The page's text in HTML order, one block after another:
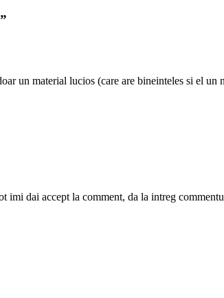
un material lucios (care are bineinteles si el
imi dai accept la comment, da la intreg